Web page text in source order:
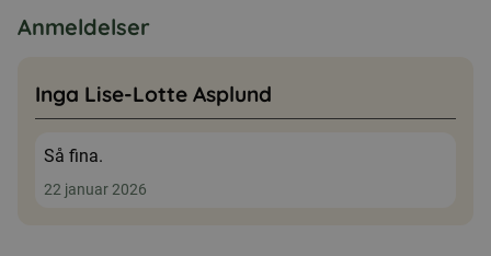
Anmeldelser
Inga Lise-Lotte Asplund
Så fina.
22 januar 2026